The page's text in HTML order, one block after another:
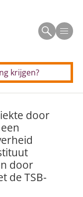
krijgen?
door
door
de TSB-